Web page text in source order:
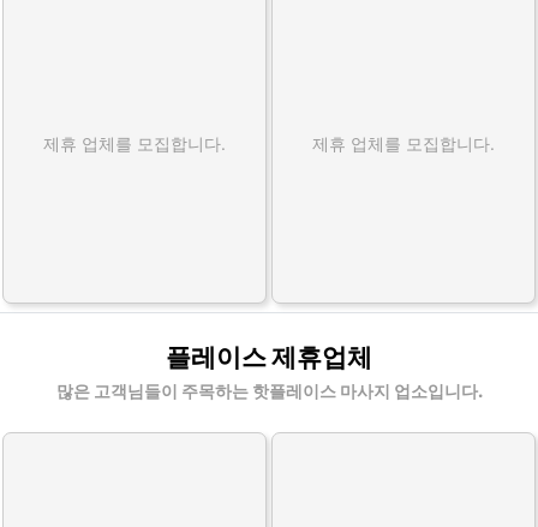
정
제휴 업체를 모집합니다. 제휴 업체를 모집합니다.
플레이스 제휴업체
많은 고객님들이 주목하는 핫플레이스 마사지 업소입니다.